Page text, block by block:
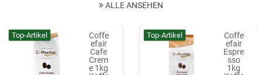
ALLE ANSEHEN
Top-Artikel
Coffe
efair
Cafe
Crem
e 1kg
Top-Artikel
Coffe
efair
Espre
sso
1kg